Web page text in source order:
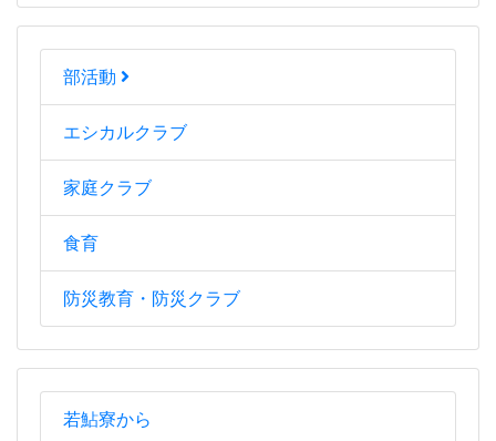
部活動
エシカルクラブ
家庭クラブ
食育
防災教育・防災クラブ
若鮎寮から